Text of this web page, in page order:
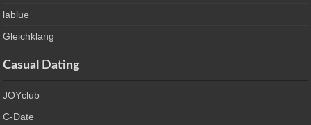
lablue
Gleichklang
Casual Dating
JOYclub
C-Date